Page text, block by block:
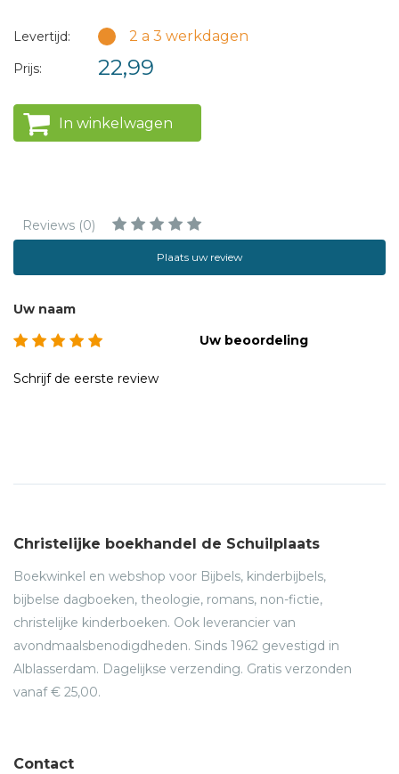
Levertijd: 2 a 3 werkdagen
Prijs: 22,99
In winkelwagen
Reviews (0)
Plaats uw review
Uw naam
Uw beoordeling
Schrijf de eerste review
Christelijke boekhandel de Schuilplaats
Boekwinkel en webshop voor Bijbels, kinderbijbels,
bijbelse dagboeken, theologie, romans, non-fictie,
christelijke kinderboeken. Ook leverancier van
avondmaalsbenodigdheden. Sinds 1962 gevestigd in
Alblasserdam. Dagelijkse verzending. Gratis verzonden
vanaf € 25,00.
Contact